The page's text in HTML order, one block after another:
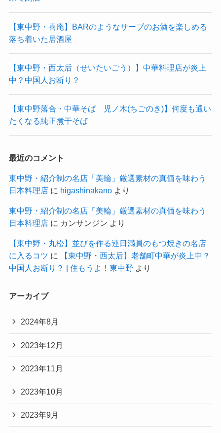
【東中野・喜庵】BARのようなサーブのお酒を楽しめる
落ち着いた居酒屋
【東中野・西太后（せいたいごう）】中華料理店が炎上
中？中国人お断り？
【東中野落合・中華そば 児ノ木(ちごのき)】何度も通い
たくなる純正煮干そば
最近のコメント
東中野・紹介制の名店「美輪」厳選素材の真価を味わう
日本料理店に higashinakanoより
東中野・紹介制の名店「美輪」厳選素材の真価を味わう
日本料理店に カンサンジン より
【東中野・丸松】並びを作る連日満員のもつ焼きの名店
に入るコツ に
【東中野・西太后】老舗町中華が炎上中？
中国人お断り？ | 住もうよ！東中野 より
アーカイブ
2024年8月
2023年12月
2023年11月
2023年10月
2023年9月